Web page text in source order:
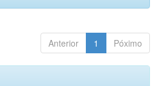
Anterior 1 Póximo